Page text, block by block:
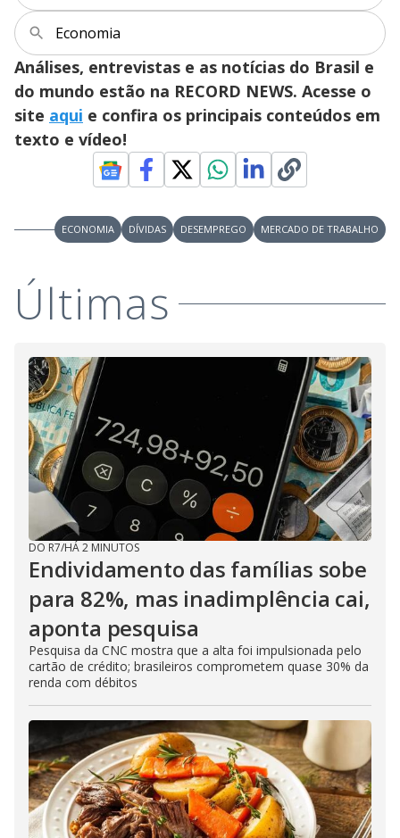
Economia
Análises, entrevistas e as notícias do Brasil e
do mundo estão na RECORD NEWS. Acesse o
site aqui e confira os principais conteúdos em
texto e vídeo!
ECONOMIA DÍVIDAS DESEMPREGO MERCADO DE TRABALHO
Últimas
DO R7/HÁ 2 MINUTOS
Endividamento das famílias sobe
para 82%, mas inadimplência cai,
aponta pesquisa
Pesquisa da CNC mostra que a alta foi impulsionada pelo
cartão de crédito; brasileiros comprometem quase 30% da
renda com débitos